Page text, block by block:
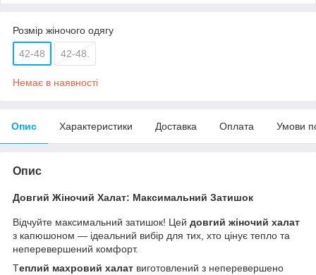
Розмір жіночого одягу
42-48 42-48.
Немає в наявності
Опис Характеристики Доставка Оплата Умови
Опис
Довгий Жіночий Халат: Максимальний Затишок
Відчуйте максимальний затишок! Цей довгий жіночий халат
з капюшоном — ідеальний вибір для тих, хто цінує тепло та
неперевершений комфорт.
Теплий махровий халат виготовлений з неперевершено